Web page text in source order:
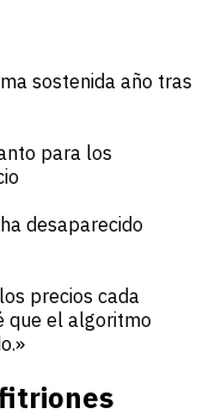
sostenida año tras
para los
desaparecido
precios cada
que el algoritmo